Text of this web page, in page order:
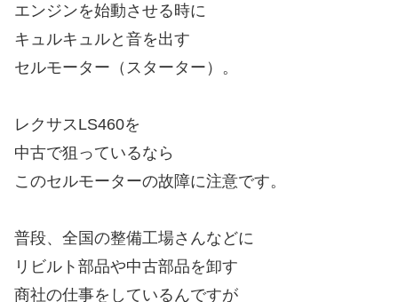
エンジンを始動させる時に
キュルキュルと音を出す
セルモーター（スターター）。
レクサスLS460を
中古で狙っているなら
このセルモーターの故障に注意です。
普段、全国の整備工場さんなどに
リビルト部品や中古部品を卸す
商社の仕事をしているんですが